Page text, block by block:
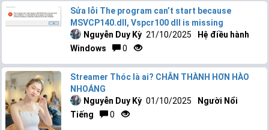
Sửa lỗi The program can’t start because
MSVCP140.dll, Vspcr100 dll is missing
Nguyễn Duy Kỳ 21/10/2025
Hệ điều hành
Windows
0
Streamer Thóc là ai? CHÂN THÀNH HƠN HÀO
NHOÁNG
Nguyễn Duy Kỳ 01/10/2025
Người Nổi
Tiếng
0